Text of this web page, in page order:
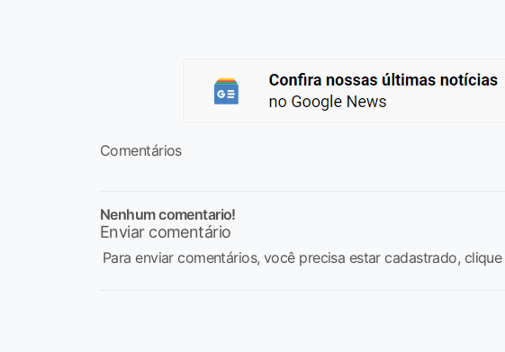
Comentários
Nenhum comentario!
Enviar comentário
Para enviar comentários, você precisa estar cadastrado, clique